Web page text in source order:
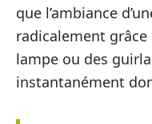
que l’ambiance
radicalement grâce
lampe ou des
instantanément